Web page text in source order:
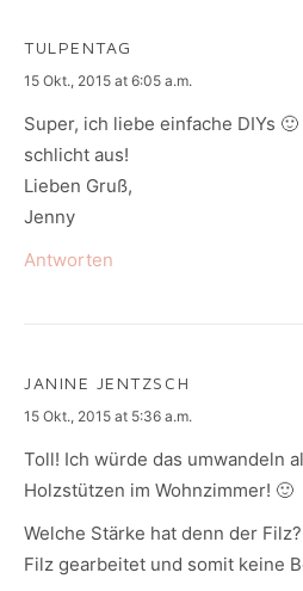
TULPENTAG
says:
15 Okt., 2015 at 6:05 a.m.
Super, ich liebe einfache DIYs
schlicht aus!
Lieben Gruß,
Jenny
Antworten
JANINE JENTZSCH
says:
15 Okt., 2015 at 5:36 a.m.
Toll! Ich würde das umwandeln
Holzstützen im Wohnzimmer! 🙂
Welche Stärke hat denn der
Filz gearbeitet und somit keine